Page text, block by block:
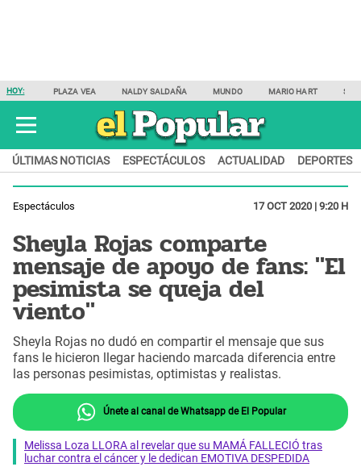
HOY: PLAZA VEA NALDY SALDAÑA MUNDO MARIO HART
ÚLTIMAS NOTICIAS ESPECTÁCULOS ACTUALIDAD DEPORTES
Espectáculos 17 OCT 2020 | 9:20 H
Sheyla Rojas comparte
mensaje de apoyo de fans: "El
pesimista se queja del
viento"
Sheyla Rojas no dudó en compartir el mensaje que sus
fans le hicieron llegar haciendo marcada diferencia entre
las personas pesimistas, optimistas y realistas.
Únete al canal de Whatsapp de El Popular
Melissa Loza LLORA al revelar que su MAMÁ FALLECIÓ tras
luchar contra el cáncer y le dedican EMOTIVA DESPEDIDA